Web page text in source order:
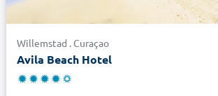
Willemstad . Curaçao
Avila Beach Hotel